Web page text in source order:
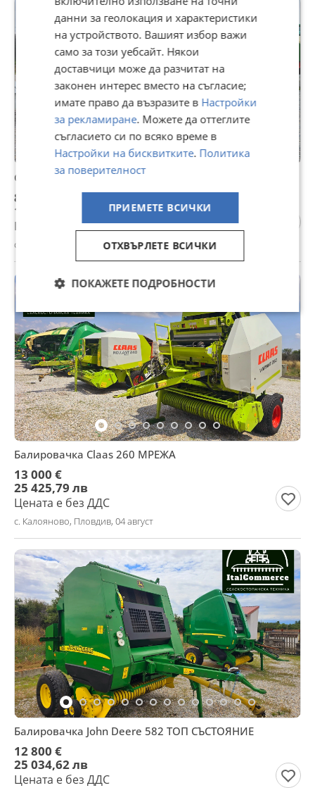
Сенокосачка John Deere 530
8 500 €
16 624,56 лв
Цената е без ДДС
с. Калояново, Пловдив, 04 август
Балировачка Claas 260 МРЕЖА
13 000 €
25 425,79 лв
Цената е без ДДС
с. Калояново, Пловдив, 04 август
Балировачка John Deere 582 ТОП СЪСТОЯНИЕ
12 800 €
25 034,62 лв
Цената е без ДДС
данни за геолокация и характеристики
на устройството. Вашият избор важи
само за този уебсайт. Някои
доставчици може да разчитат на
законен интерес вместо на съгласие;
имате право да възразите в Настройки
за рекламиране. Можете да оттеглите
съгласието си по всяко време в
Настройки на бисквитките. Политика
за поверителност
ПРИЕМЕТЕ ВСИЧКИ
ОТХВЪРЛЕТЕ ВСИЧКИ
ПОКАЖЕТЕ ПОДРОБНОСТИ